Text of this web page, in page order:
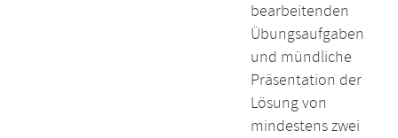
bearbeitenden
Übungsaufgaben
und mündliche
Präsentation der
Lösung von
mindestens zwei